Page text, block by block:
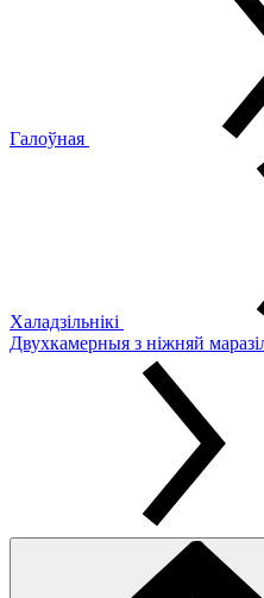
Галоўная
Халадзільнікі
Двухкамерныя з ніжняй